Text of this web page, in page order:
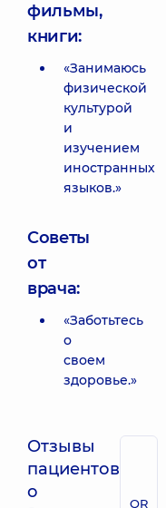
фильмы,
книги:
«Занимаюсь
физической
культурой
и
изучением
иностранных
языков.»
Советы
от
врача:
«Заботьтесь
о
своем
здоровье.»
Отзывы
пациентов
о
QR